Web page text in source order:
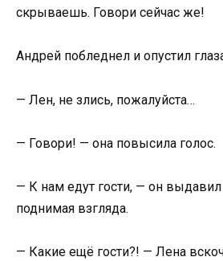
скрываешь. Говори сейчас же!
Андрей побледнел и опустил
— Лен, не злись, пожалуйста…
— Говори! — она повысила голос.
— К нам едут гости, — он выдавил
поднимая взгляда.
— Какие ещё гости?! — Лена